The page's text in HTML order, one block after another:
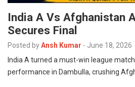
India A Vs Afghanistan
Secures Final
Posted byAnsh Kumar - June 18, 2026
India A turned a must-win league
performance in Dambulla, crushing